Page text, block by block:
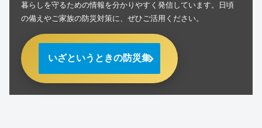
暮らしを守るための情報を分かりやすく発信しています。日頃
の備えやご家族の防災対策に、ぜひご活用ください。
いざというときの防災集